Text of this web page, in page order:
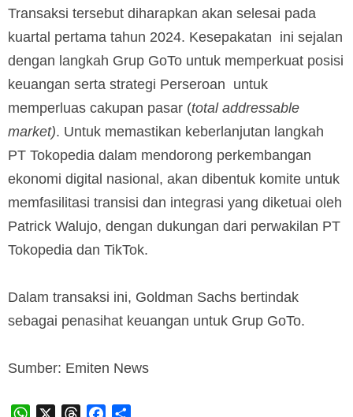
Transaksi tersebut diharapkan akan selesai pada
kuartal pertama tahun 2024. Kesepakatan ini sejalan
dengan langkah Grup GoTo untuk memperkuat posisi
keuangan serta strategi Perseroan untuk
memperluas cakupan pasar (total addressable
market). Untuk memastikan keberlanjutan langkah
PT Tokopedia dalam mendorong perkembangan
ekonomi digital nasional, akan dibentuk komite untuk
memfasilitasi transisi dan integrasi yang diketuai oleh
Patrick Walujo, dengan dukungan dari perwakilan PT
Tokopedia dan TikTok.
Dalam transaksi ini, Goldman Sachs bertindak
sebagai penasihat keuangan untuk Grup GoTo.
Sumber: Emiten News
WhatsApp ThreadsFacebook